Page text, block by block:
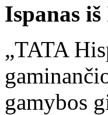
Ispanas
„TATA
gamybos